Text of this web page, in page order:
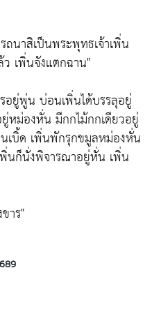
ถนาสิเป็นพระพุทธเจ้าเพิ่น
เพิ่นจังแตกฉาน"
อยู่พู่น บ่อนเพิ่นได้บรรลุอยู่
ยู่หม่องหั่น มีกกไม้กกเดียวอยู่
เบิ้ด เพิ่นพักรุกขมูลหม่องหั่น
นก็นั่งพิจารณาอยู่หั่น เพิ่น
าร"